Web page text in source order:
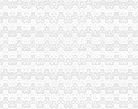
司注销工商局长座谈会精
培育发展农村经纪人积促进城乡
进产品质量和食品安全
安全
制工作建设
全民创业
式挂牌办公